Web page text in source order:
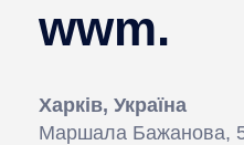
wwm.
Харків, Україна
Маршала Бажанова,